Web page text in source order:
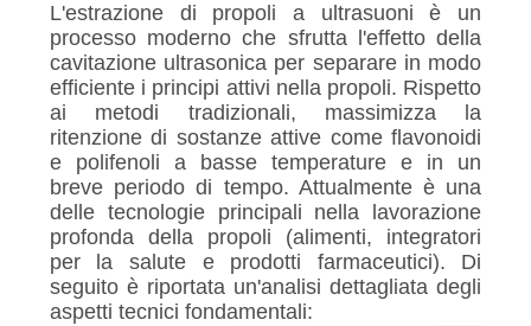
MAPPA
DEL
SITO
POLITICA
SULLA
PRIVACY
L'estrazione di propoli a ultrasuoni è un
processo moderno che sfrutta l'effetto della
cavitazione ultrasonica per separare in modo
efficiente i principi attivi nella propoli. Rispetto
ai metodi tradizionali, massimizza la
ritenzione di sostanze attive come flavonoidi
e polifenoli a basse temperature e in un
breve periodo di tempo. Attualmente è una
delle tecnologie principali nella lavorazione
profonda della propoli (alimenti, integratori
per la salute e prodotti farmaceutici). Di
seguito è riportata un'analisi dettagliata degli
aspetti tecnici fondamentali: